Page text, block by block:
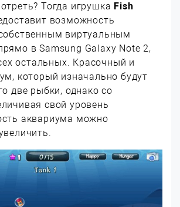
Тогда игрушка Fish
возможность
виртуальным
в Samsung Galaxy Note 2,
остальных. Красочный и
который изначально будут
две рыбки, однако со
свой уровень
аквариума можно